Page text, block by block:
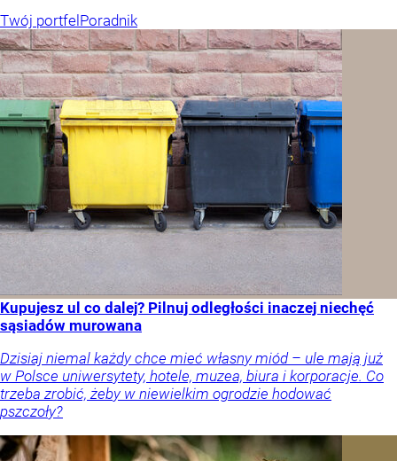
Twój portfel Poradnik
Kupujesz ul co dalej? Pilnuj odległości inaczej niechęć
sąsiadów murowana
Dzisiaj niemal każdy chce mieć własny miód – ule mają już
w Polsce uniwersytety, hotele, muzea, biura i korporacje. Co
trzeba zrobić, żeby w niewielkim ogrodzie hodować
pszczoły?